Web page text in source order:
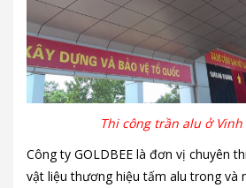
Thi công trần alu ở Vinh
Công ty GOLDBEE là đơn vị chuyên
vật liệu thương hiệu tấm alu trong và